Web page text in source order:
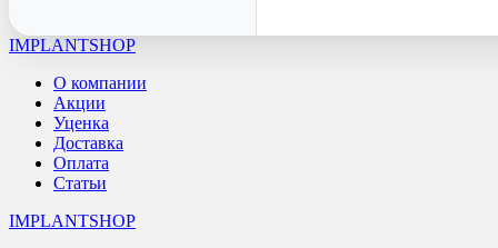
IMPLANTSHOP
О компании
Акции
Уценка
Доставка
Оплата
Статьи
IMPLANTSHOP